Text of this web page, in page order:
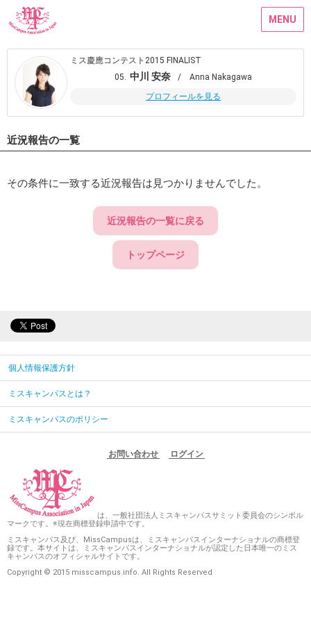
MENU
ミス慶應コンテスト2015 FINALIST
05. 中川 安奈
/ Anna Nakagawa
プロフィールを見る
近況報告の一覧
その条件に一致する近況報告は見つかりませんでした。
近況報告の一覧に戻る
トップページ
個人情報保護方針
ミスキャンパスとは？
ミスキャンパスのポリシー
お問い合わせ ログイン
は、一般社団法人ミスキャンパスサミット委員会のシンボル
マークです。※現在商標登録申請中です。
ミスキャンパス及び、MissCampusは、ミスキャンパスインターナショナルの商標登
録です。本サイトは、ミスキャンパスインターナショナルが認定した日本唯一のミス
キャンパスのオフィシャルサイトです。
Copyright © 2015 misscampus.info. All Rights Reserved